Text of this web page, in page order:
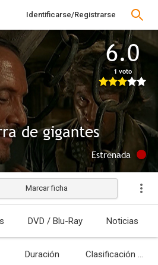
Identificarse/Registrarse
6.0
1 voto
de gigantes
Estrenada
Marcar ficha
DVD / Blu-Ray Noticias
Duración Clasificación por edades